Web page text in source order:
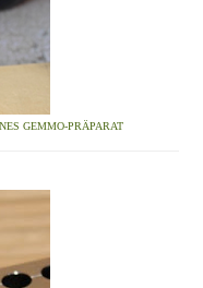
GEMMO-PRÄPARAT